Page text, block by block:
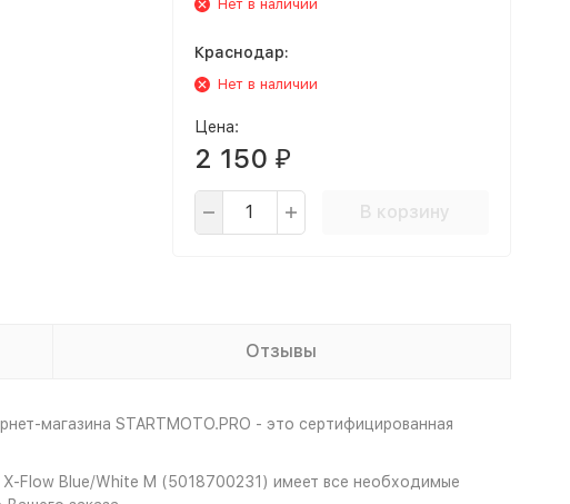
Нет в наличии
Краснодар:
Нет в наличии
Цена:
2 150 ₽
В корзину
Отзывы
магазина STARTMOTO.PRO - это сертифицированная
Flow Blue/White M (5018700231) имеет все необходимые